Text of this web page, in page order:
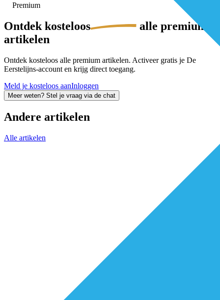
Premium
Ontdek kosteloos
alle premium-
artikelen
Ontdek kosteloos alle premium artikelen. Activeer gratis je De
Eerstelijns-account en krijg direct toegang.
Meld je kosteloos aanInloggen
Meer weten? Stel je vraag via de chat
Andere artikelen
Alle artikelen